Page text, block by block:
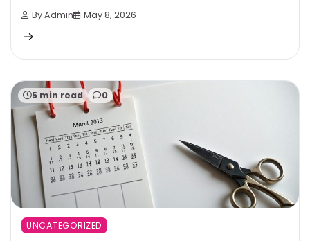
By Admin May 8, 2026
5 min read 0
UNCATEGORIZED